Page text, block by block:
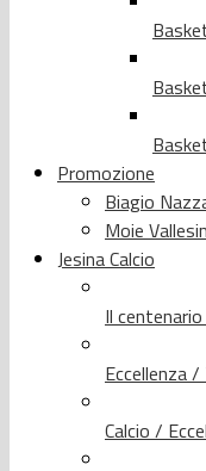
Promozione
Biagio
Moie
Jesina Calcio
Il
Eccellenza
Calcio /